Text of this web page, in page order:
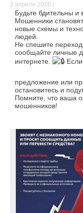
3 апреля 2026 г.
Будьте бдительны и
Мошенники
новые схемы и
людей.
Не спешите
сообщайте личные
интернете.
предложение или
остановитесь и
Помните, что ваша
мошенников!